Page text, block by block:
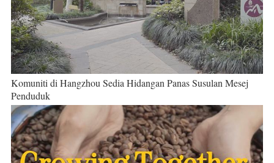
Komuniti di Hangzhou Sedia Hidangan Panas Susulan Mesej
Penduduk